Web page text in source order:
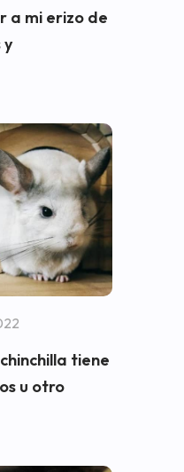
a mi erizo de
y
tiene
u otro